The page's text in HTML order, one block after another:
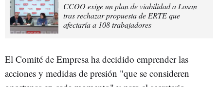
CCOO exige un plan de viabilidad a Losan
tras rechazar propuesta de ERTE que
afectaría a 108 trabajadores
El Comité de Empresa ha decidido emprender las
acciones y medidas de presión "que se consideren